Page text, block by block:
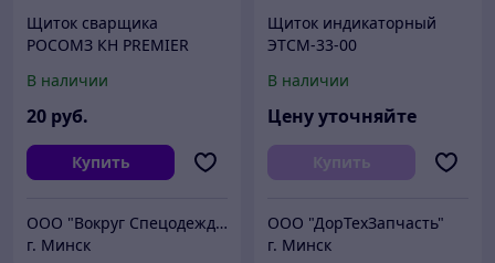
Щиток сварщика
РОСОМЗ КН PREMIER
В наличии
20 руб.
Купить
ООО "Вокруг Спецодежды"
г. Минск
Щиток индикаторный
ЭТСМ-33-00
В наличии
Цену уточняйте
Купить
ООО "ДорТехЗапчасть"
г. Минск